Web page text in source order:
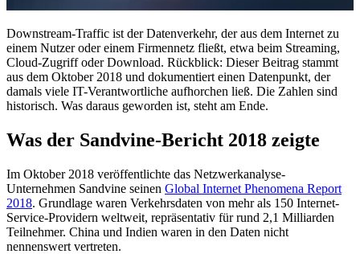
Downstream-Traffic ist der Datenverkehr, der aus dem Internet zu
einem Nutzer oder einem Firmennetz fließt, etwa beim Streaming,
Cloud-Zugriff oder Download. Rückblick: Dieser Beitrag stammt
aus dem Oktober 2018 und dokumentiert einen Datenpunkt, der
damals viele IT-Verantwortliche aufhorchen ließ. Die Zahlen sind
historisch. Was daraus geworden ist, steht am Ende.
Was der Sandvine-Bericht 2018 zeigte
Im Oktober 2018 veröffentlichte das Netzwerkanalyse-
Unternehmen Sandvine seinen Global Internet Phenomena Report
2018. Grundlage waren Verkehrsdaten von mehr als 150 Internet-
Service-Providern weltweit, repräsentativ für rund 2,1 Milliarden
Teilnehmer. China und Indien waren in den Daten nicht
nennenswert vertreten.